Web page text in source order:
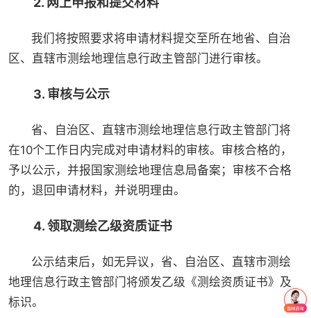
我们将按照要求将申请材料提交至所在地省、自治
区、直辖市测绘地理信息行政主管部门进行审核。
3. 审核与公示
省、自治区、直辖市测绘地理信息行政主管部门将
在10个工作日内完成对申请材料的审核。审核合格的，
予以公示，并报国家测绘地理信息局备案；审核不合格
的，退回申请材料，并说明理由。
4. 领取测绘乙级资质证书
公示结束后，如无异议，省、自治区、直辖市测绘
地理信息行政主管部门将颁发乙级《测绘资质证书》及
标识。